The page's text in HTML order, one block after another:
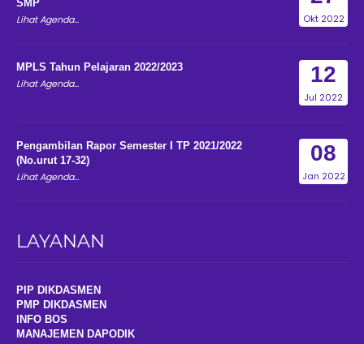
Okt 2022
SMP
Lihat Agenda...
12
Jul 2022
MPLS Tahun Pelajaran 2022/2023
Lihat Agenda...
08
Jan 2022
Pengambilan Rapor Semester I TP 2021/2022
(No.urut 17-32)
Lihat Agenda...
LAYANAN
PIP DIKDASMEN
PMP DIKDASMEN
INFO BOS
MANAJEMEN DAPODIK